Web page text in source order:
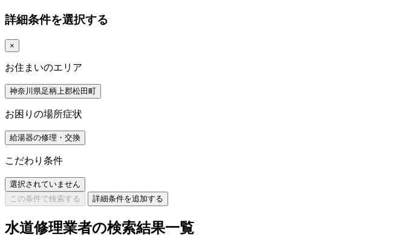
詳細条件を選択する
×
お住まいのエリア
神奈川県足柄上郡松田町
お困りの場所症状
給湯器の修理・交換
こだわり条件
選択されていません
この条件で検索する
詳細条件を追加する
水道修理業者の検索結果一覧